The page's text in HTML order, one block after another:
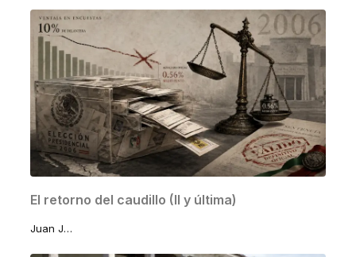
El retorno del caudillo (II y última)
Juan José Lomelí Sánchez